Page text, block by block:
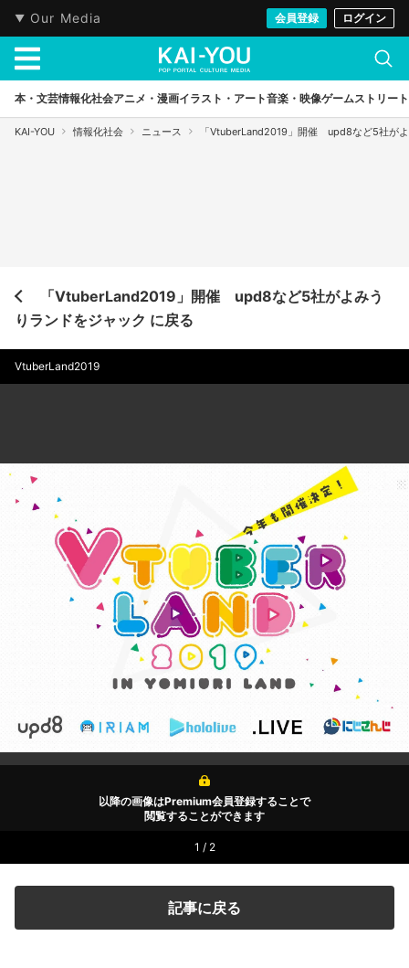
Our Media 会員登録 ログイン
本・文芸情報化社会アニメ・漫画イラスト・アート音楽・映像ゲームストリート
KAI-YOU 情報化社会 ニュース 「VtuberLand2019」開催 upd8など5社が
「VtuberLand2019」開催 upd8など5社がよみう
りランドをジャック に戻る
VtuberLand2019
以降の画像はPremium会員登録することで
閲覧することができます
1 / 2
記事に戻る